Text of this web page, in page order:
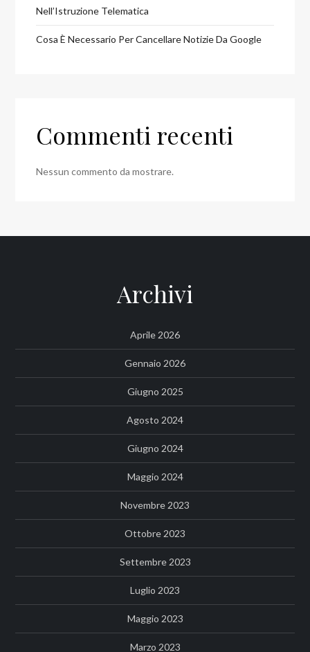
Nell’Istruzione Telematica
Cosa È Necessario Per Cancellare Notizie Da Google
Commenti recenti
Nessun commento da mostrare.
Archivi
Aprile 2026
Gennaio 2026
Giugno 2025
Agosto 2024
Giugno 2024
Maggio 2024
Novembre 2023
Ottobre 2023
Settembre 2023
Luglio 2023
Maggio 2023
Marzo 2023